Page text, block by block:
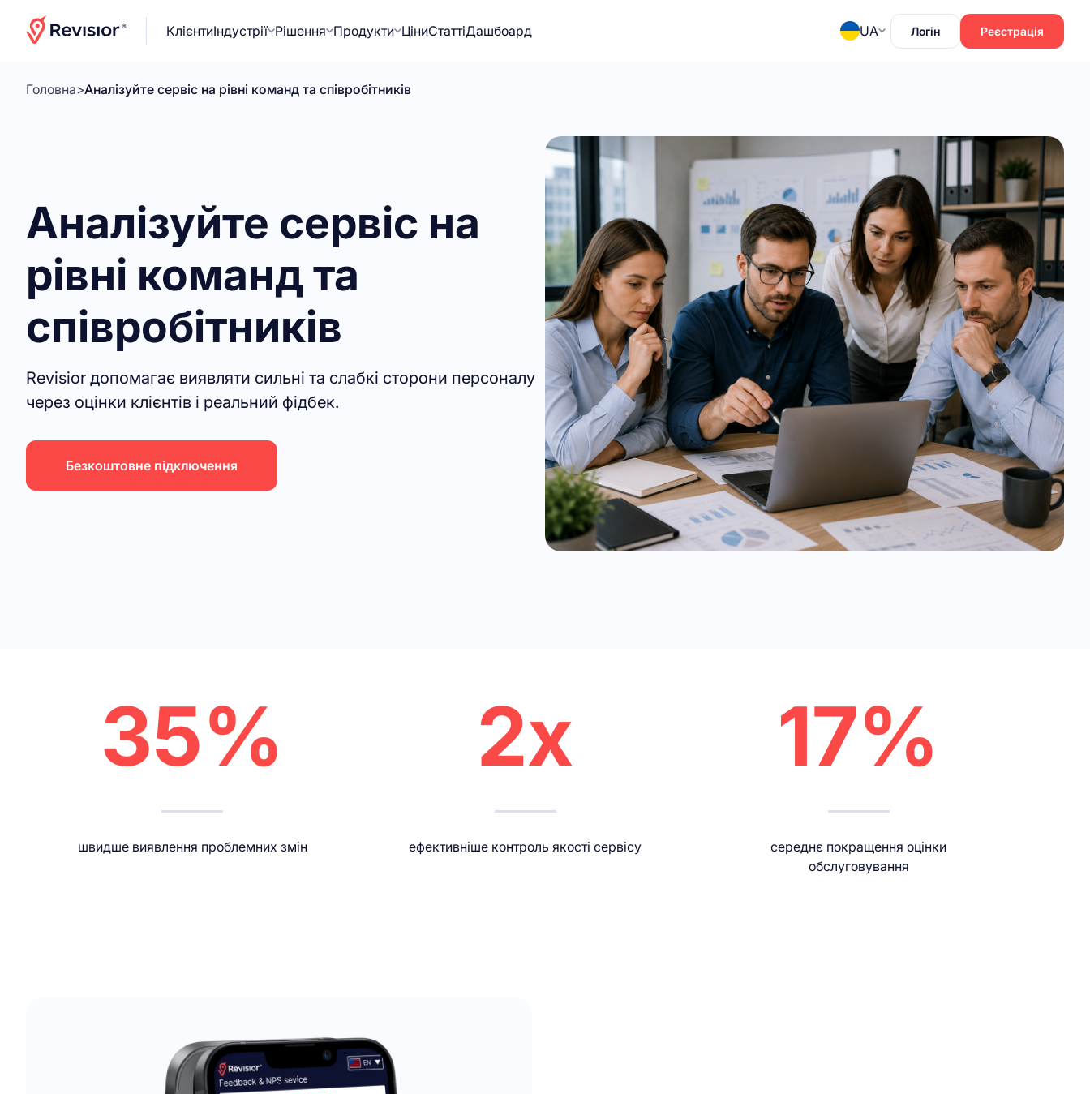
КлієнтиІндустрії Рішення Продукти ЦіниСтаттіДашбоард UA Логін Реєстрація
Головна>Аналізуйте сервіс на рівні команд та співробітників
Аналізуйте сервіс на
рівні команд та
співробітників
Revisior допомагає виявляти сильні та слабкі сторони персоналу
через оцінки клієнтів і реальний фідбек.
Безкоштовне підключення
35%
швидше виявлення проблемних змін
2х
ефективніше контроль якості сервісу
17%
середнє покращення оцінки
обслуговування